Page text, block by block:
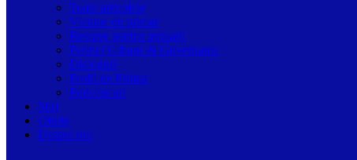
Toate articolele
Viziune de primar
Resurse pentru primarii
Politici Urbane & Guvernanta
Dialoguri
Profil de Primar
Podcast-uri
Stiri
Oferte
Despre noi